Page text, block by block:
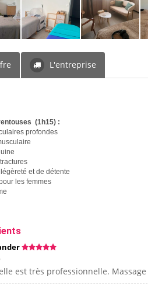
L'entreprise
(1h15) :
profondes
et de détente
les femmes
est très professionnelle.